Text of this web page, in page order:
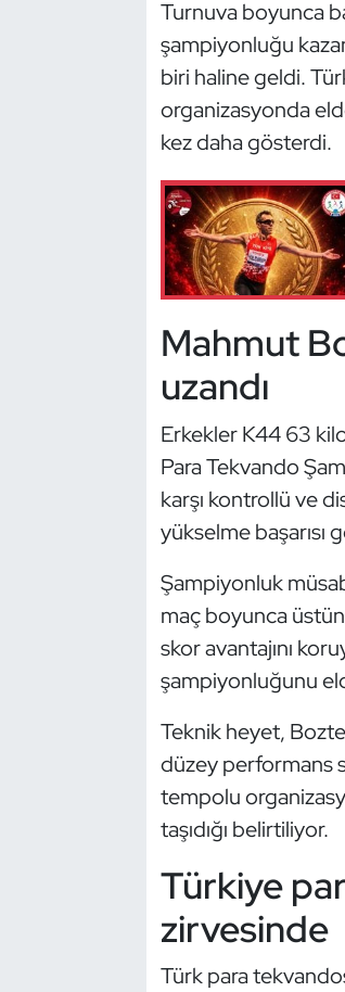
Turnuva boyunca
şampiyonluğu
biri haline geldi.
organizasyonda
kez daha gösterdi.
Mahmut
uzandı
Erkekler K44 63
Para Tekvando
karşı kontrollü ve
yükselme başarısı
Şampiyonluk
maç boyunca üstün
skor avantajını
şampiyonluğunu
Teknik heyet,
düzey performans
tempolu
taşıdığı belirtiliyor.
Türkiye
zirvesinde
Türk para
Hava Sporları
Judo ve Kuraş
Kano ve Rafting
Modern Pentatlon
Motor Sporları